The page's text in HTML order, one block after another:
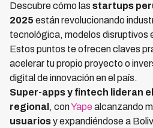
Descubre cómo las startups
2025 están revolucionando
tecnológica, modelos disruptivos
Estos puntos te ofrecen claves
acelerar tu propio proyecto o
digital de innovación en el país.
Super-apps y fintech lideran
regional , conYape alcanzando
usuariosy expandiéndose a